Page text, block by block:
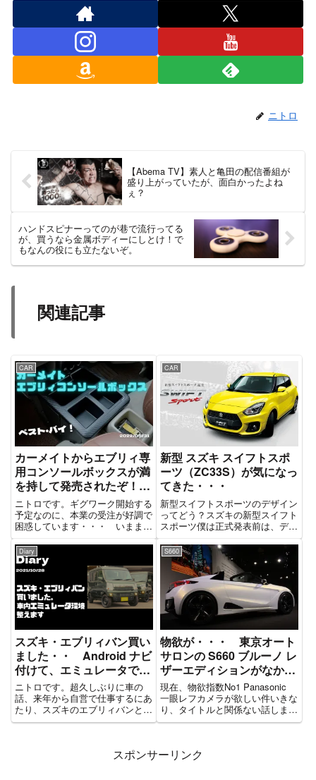
ニトロ
【Abema TV】素人と亀田の配信番組が
盛り上がっていたが、面白かったよね
ぇ？
ハンドスピナーってのが巷で流行ってる
が、買うなら金属ボディーにしとけ！で
もなんの役にも立たないぞ。
関連記事
CAR
カーメイトからエブリィ専
用コンソールボックスが満
を持して発売されたぞ！の
りこめー！
ニトロです。ギグワーク開始する
予定なのに、本業の受注が好調で
困惑しています・・・ いままで
に、直近の案件は3万円以上にな
ってるんだよねぇ。。。 まぁ、
たまたまだろうけどｗさて、久し
ぶりに車関連グッズについてな
ん...
CAR
新型 スズキ スイフトスポ
ーツ（ZC33S）が気になっ
てきた・・・
新型スイフトスポーツのデザイン
ってどう？スズキの新型スイフト
スポーツ僕は正式発表前は、デザ
した。過去記事:新型スイフト・
スポーツ・・・微妙なんだよ
ね。。見た目が実車は見ていませ
んが、ネットでスイスポの情報を
漁っ...
Diary
スズキ・エブリィバン買い
ました・・ Android ナビ
付けて、エミュレータでゲ
ームしようと思います。
ニトロです。超久しぶりに車の
話、来年から自営で仕事するにあ
たり、スズキのエブリィバンとい
う貨物車を新古車で購入しまし
軽貨物として、定番の軽自動車で
ある。軽配送業をするわけではな
S660
物欲が・・・ 東京オート
サロンの S660 ブルーノ レ
ザーエディションがなかな
格好良い件
現在、物欲指数No1 Panasonic
一眼レフカメラが欲しい件いきな
り、タイトルと関係ない話します
がｗ 最近の物欲アイテムNo1は
で、、GH4が安く買えるかもし
スポンサーリンク